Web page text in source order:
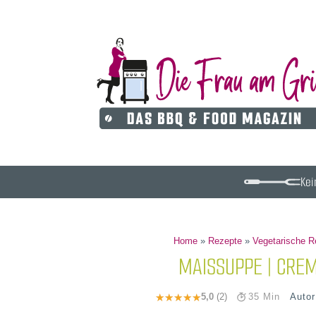
Home» Rezepte» Vegetarische
MAISSUPPE |
5,0 (2) 35 Min